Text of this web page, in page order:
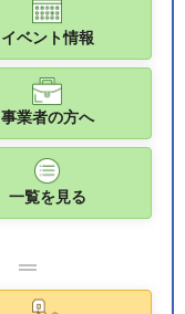
イベント情報
事業者の方へ
一覧を見る